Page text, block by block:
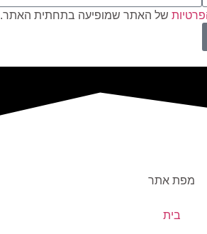
של האתר שמופיעה בתחתית האתר.
מפת אתר
בית